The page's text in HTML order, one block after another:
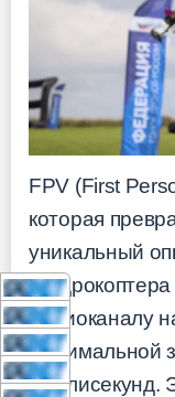
FPV (First
которая
уникальный
радиоканалу
минимальной
миллисекунд.